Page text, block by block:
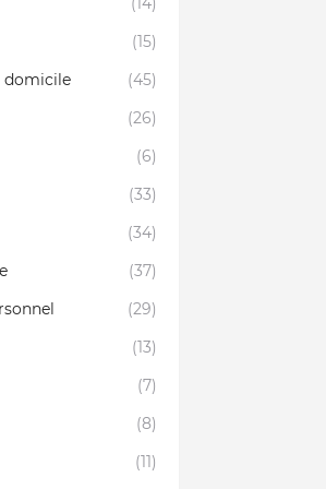
(15)
domicile
(45)
(26)
(6)
(33)
(34)
(37)
(29)
(13)
(7)
(8)
(11)